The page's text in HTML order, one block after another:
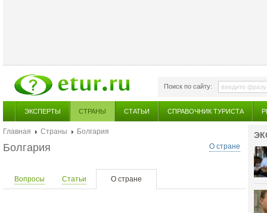
Поиск по сайту:
ЭКСПЕРТЫ СТРАНЫ СТАТЬИ СПРАВОЧНИК ТУРИСТА
Главная Страны
Болгария
О стране
Болгария
Вопросы Статьи О стране